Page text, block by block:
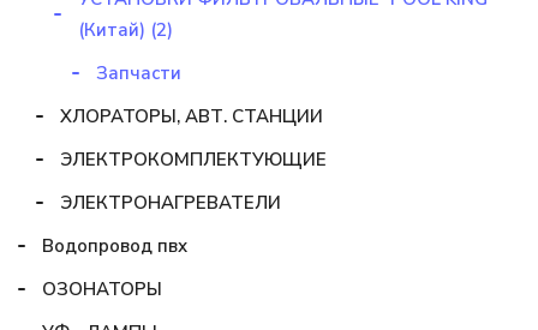
(Китай) (2)
Запчасти
ХЛОРАТОРЫ, АВТ. СТАНЦИИ
ЭЛЕКТРОКОМПЛЕКТУЮЩИЕ
ЭЛЕКТРОНАГРЕВАТЕЛИ
Водопровод пвх
ОЗОНАТОРЫ